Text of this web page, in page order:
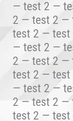
— test 2 —
2 — test 2 —
test 2 —
— test 2 —
2 — test 2 —
test 2 —
— test 2 —
2 — test 2 —
test 2 —